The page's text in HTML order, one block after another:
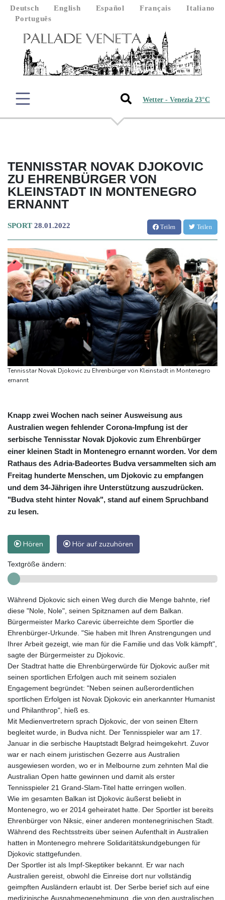
Deutsch English Español Français
Italiano
Português
Wetter - Venezia 23°C
TENNISSTAR NOVAK DJOKOVIC
ZU EHRENBÜRGER VON
KLEINSTADT IN MONTENEGRO
ERNANNT
SPORT 28.01.2022 Teilen Teilen
Tennisstar Novak Djokovic zu Ehrenbürger von Kleinstadt in Montenegro
ernannt
Knapp zwei Wochen nach seiner Ausweisung aus
Australien wegen fehlender Corona-Impfung ist der
serbische Tennisstar Novak Djokovic zum Ehrenbürger
einer kleinen Stadt in Montenegro ernannt worden. Vor dem
Rathaus des Adria-Badeortes Budva versammelten sich am
Freitag hunderte Menschen, um Djokovic zu empfangen
und dem 34-Jährigen ihre Unterstützung auszudrücken.
"Budva steht hinter Novak", stand auf einem Spruchband
zu lesen.
Hören Hör auf zuzuhören
Textgröße ändern:
Während Djokovic sich einen Weg durch die Menge bahnte, rief
diese "Nole, Nole", seinen Spitznamen auf dem Balkan.
Bürgermeister Marko Carevic überreichte dem Sportler die
Ehrenbürger-Urkunde. "Sie haben mit Ihren Anstrengungen und
Ihrer Arbeit gezeigt, wie man für die Familie und das Volk kämpft",
sagte der Bürgermeister zu Djokovic.
Der Stadtrat hatte die Ehrenbürgerwürde für Djokovic außer mit
seinen sportlichen Erfolgen auch mit seinem sozialen
Engagement begründet: "Neben seinen außerordentlichen
sportlichen Erfolgen ist Novak Djokovic ein anerkannter Humanist
und Philanthrop", hieß es.
Mit Medienvertretern sprach Djokovic, der von seinen Eltern
begleitet wurde, in Budva nicht. Der Tennisspieler war am 17.
Januar in die serbische Hauptstadt Belgrad heimgekehrt. Zuvor
war er nach einem juristischen Gezerre aus Australien
ausgewiesen worden, wo er in Melbourne zum zehnten Mal die
Australian Open hatte gewinnen und damit als erster
Tennisspieler 21 Grand-Slam-Titel hatte erringen wollen.
Wie im gesamten Balkan ist Djokovic äußerst beliebt in
Montenegro, wo er 2014 geheiratet hatte. Der Sportler ist bereits
Ehrenbürger von Niksic, einer anderen montenegrinischen Stadt.
Während des Rechtsstreits über seinen Aufenthalt in Australien
hatten in Montenegro mehrere Solidaritätskundgebungen für
Djokovic stattgefunden.
Der Sportler ist als Impf-Skeptiker bekannt. Er war nach
Australien gereist, obwohl die Einreise dort nur vollständig
geimpften Ausländern erlaubt ist. Der Serbe berief sich auf eine
medizinische Ausnahmegenehmigung, die von den australischen